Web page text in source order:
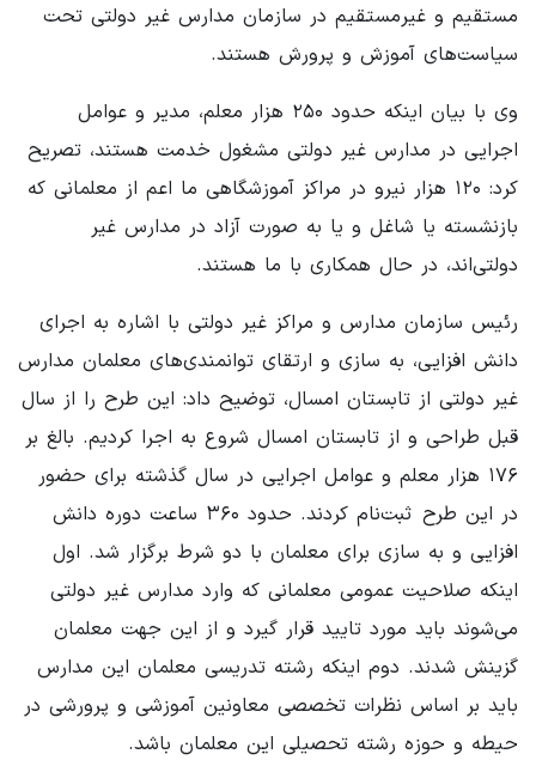
مستقیم و غیرمستقیم در سازمان مدارس غیر دولتی تحت
سیاست‌های آموزش و پرورش هستند.
وی با بیان اینکه حدود ۲۵۰ هزار معلم، مدیر و عوامل
اجرایی در مدارس غیر دولتی مشغول خدمت هستند، تصریح
کرد: ۱۲۰ هزار نیرو در مراکز آموزشگاهی ما اعم از معلمانی که
بازنشسته یا شاغل و یا به صورت آزاد در مدارس غیر
دولتی‌اند، در حال همکاری با ما هستند.
رئیس سازمان مدارس و مراکز غیر دولتی با اشاره به اجرای
دانش افزایی، به سازی و ارتقای توانمندی‌های معلمان مدارس
غیر دولتی از تابستان امسال، توضیح داد: این طرح را از سال
قبل طراحی و از تابستان امسال شروع به اجرا کردیم. بالغ بر
۱۷۶ هزار معلم و عوامل اجرایی در سال گذشته برای حضور
در این طرح ثبت‌نام کردند. حدود ۳۶۰ ساعت دوره دانش
افزایی و به سازی برای معلمان با دو شرط برگزار شد. اول
اینکه صلاحیت عمومی معلمانی که وارد مدارس غیر دولتی
می‌شوند باید مورد تایید قرار گیرد و از این جهت معلمان
گزینش شدند. دوم اینکه رشته تدریسی معلمان این مدارس
باید بر اساس نظرات تخصصی معاونین آموزشی و پرورشی در
حیطه و حوزه‌ رشته تحصیلی این معلمان باشد.